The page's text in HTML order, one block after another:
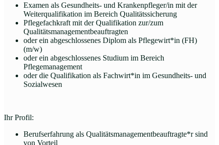
Examen als Gesundheits- und Krankenpfleger/in mit der
Weiterqualifikation im Bereich Qualitätssicherung
Pflegefachkraft mit der Qualifikation zur/zum
Qualitätsmanagementbeauftragten
oder ein abgeschlossenes Diplom als Pflegewirt*in (FH)
(m/w)
oder ein abgeschlossenes Studium im Bereich
Pflegemanagement
oder die Qualifikation als Fachwirt*in im Gesundheits- und
Sozialwesen
Ihr Profil:
Berufserfahrung als Qualitätsmanagementbeauftragte*r sind
von Vorteil